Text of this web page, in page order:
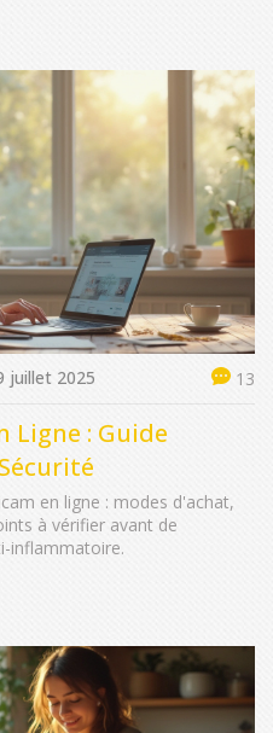
juillet 2025 13
Ligne : Guide
en ligne : modes d'achat,
à vérifier avant de
inflammatoire.